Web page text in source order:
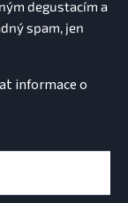
informace o